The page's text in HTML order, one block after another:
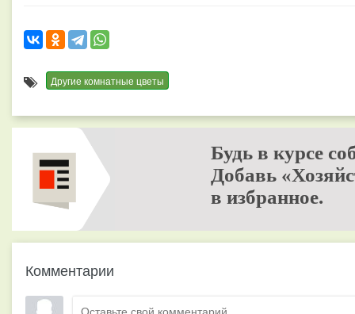
Другие комнатные цветы
Будь в курсе
Добавь
в избранное.
Комментарии